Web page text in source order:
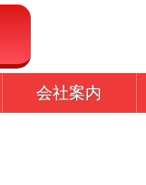
会社案内